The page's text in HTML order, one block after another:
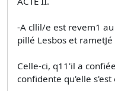
-A cllil/e est revem1
pillé Lesbos et
Celle-ci, q11'il a
confidente qu'elle